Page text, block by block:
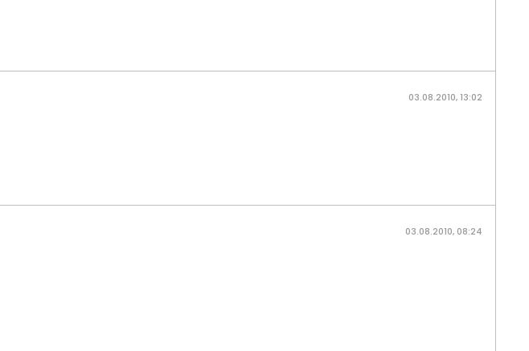
03.08.2010, 13:02
03.08.2010, 08:24